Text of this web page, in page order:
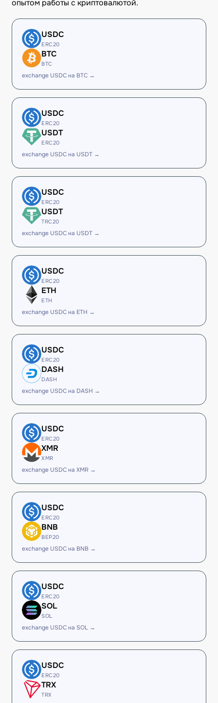
опытом работы с криптовалютой.
USDC
ERC20
BTC
BTC
exchange USDC на BTC →
USDC
ERC20
USDT
ERC20
exchange USDC на USDT →
USDC
ERC20
USDT
TRC20
exchange USDC на USDT →
USDC
ERC20
ETH
ETH
exchange USDC на ETH →
USDC
ERC20
DASH
DASH
exchange USDC на DASH →
USDC
ERC20
XMR
XMR
exchange USDC на XMR →
USDC
ERC20
BNB
BEP20
exchange USDC на BNB →
USDC
ERC20
SOL
SOL
exchange USDC на SOL →
USDC
ERC20
TRX
TRX